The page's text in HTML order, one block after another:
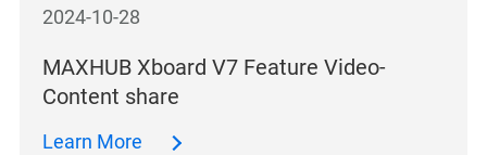
2024-10-28
MAXHUB Xboard V7 Feature Video-
Content share
Learn More